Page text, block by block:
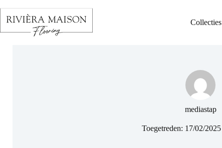
Collecties
mediastap
Toegetreden: 17/02/2025